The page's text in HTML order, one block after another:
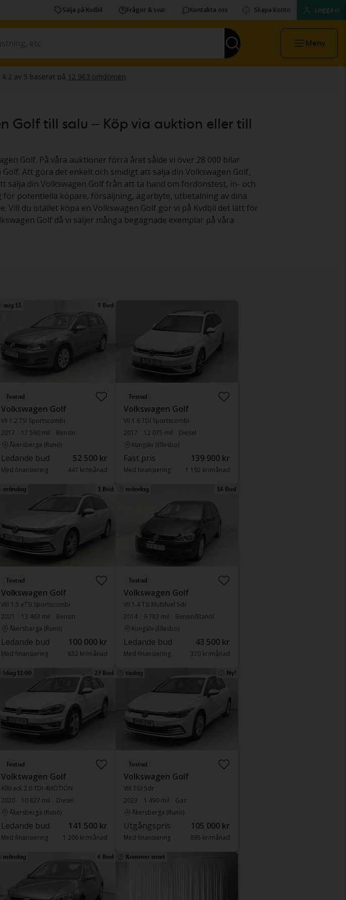
Sälja på Kvdbil Frågor & svar Kontakta oss Skapa konto Logga in
Meny
Golf till salu – Köp via auktion eller till
Golf. På våra auktioner förra året sålde vi över 28 000 bilar
Att göra det enkelt och smidigt att sälja din Volkswagen Golf,
sälja din Volkswagen Golf från att ta hand om fordonstest, in- och
potentiella köpare, försäljning, ägarbyte, utbetalning av dina
Vill du istället köpa en Volkswagen Golf gör vi på Kvdbil det lätt för
Golf då vi säljer många begagnade exemplar på våra
aug 13 9 Bud
Testad
Volkswagen Golf
VII 1.2 TSI Sportscombi
2017
17 590 mil
Bensin
Åkersberga (Runö)
Ledande bud 52 500 kr
Med finansiering 447 kr/månad
Testad
Volkswagen Golf
VII 1.6 TDI Sportscombi
2017
12 075 mil
Diesel
Kungälv (Ellesbo)
Fast pris 139 900 kr
Med finansiering 1 192 kr/månad
måndag 1 Bud
Testad
Volkswagen Golf
VIII 1.5 eTSI Sportscombi
2021
13 463 mil
Bensin
Åkersberga (Runö)
Ledande bud 100 000 kr
Med finansiering 852 kr/månad
måndag 14 Bud
Testad
Volkswagen Golf
VII 1.4 TSI Multifuel 5dr
2014
9 783 mil
Bensin/Etanol
Kungälv (Ellesbo)
Ledande bud 43 500 kr
Med finansiering 370 kr/månad
Idag 11:00 27 Bud
Testad
Volkswagen Golf
Alltrack 2.0 TDI 4MOTION
2020
10 827 mil
Diesel
Åkersberga (Runö)
Ledande bud 141 500 kr
Med finansiering 1 206 kr/månad
tisdag Ny!
Testad
Volkswagen Golf
VIII TGI 5dr
2023
1 490 mil
Gas
Åkersberga (Runö)
Utgångspris 105 000 kr
Med finansiering 895 kr/månad
måndag 6 Bud Kommer snart